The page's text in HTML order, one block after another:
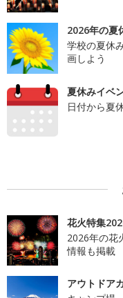
2026年の夏
学校の夏休
画しよう
夏休みイベ
日付から夏
花火特集
2026年の花
情報も掲載
アウトドア